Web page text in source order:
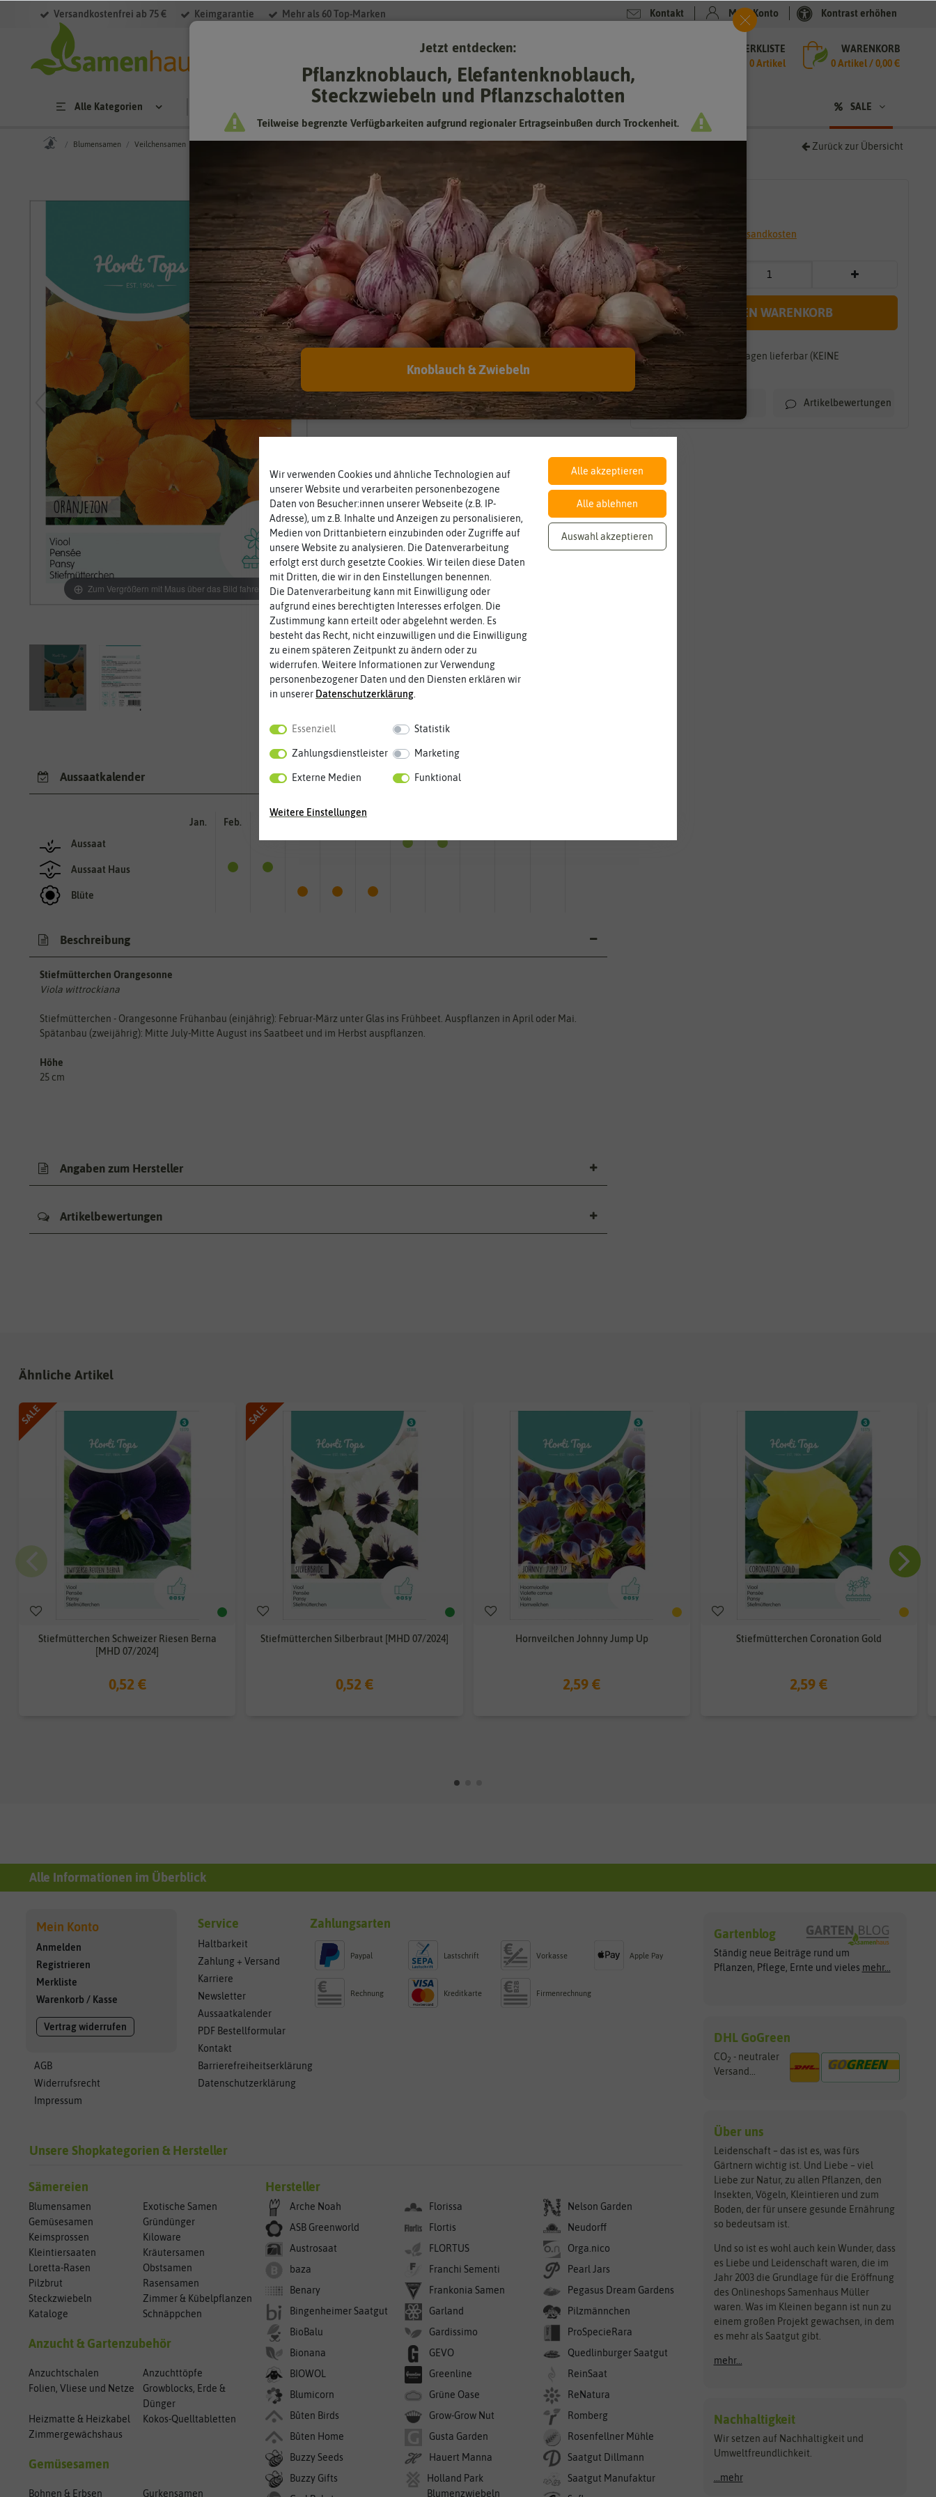
Versandkostenfrei ab 75 € Keimgarantie Mehr als 60 Top-Marken Kontakt Mein Konto Kontrast erhöhen
MERKLISTE
0 Artikel
WARENKORB
0Artikel /0,00 €
Alle Kategorien SALE
Blumensamen Veilchensamen Zurück zur Übersicht
Zum Vergrößern mit Maus über das Bild fahren
* inkl. 7% MwSt. zzgl. Versandkosten
IN DEN WARENKORB
Innerhalb von 7-10 Tagen lieferbar (KEINE
TEILLIEFERUNG)
Artikelbewertungen
Stiefmütterchen Orangesonne
Hersteller:
Hortitops
Artikelnummer:
15180-ht
8711117518006
Wie viel ist enthalten
Aussaatkalender
Aussaat
Aussaat Haus
Blüte
Jan. Feb.
Beschreibung
Stiefmütterchen Orangesonne
Viola wittrockiana
Stiefmütterchen - Orangesonne Frühanbau (einjährig): Februar-März unter Glas ins Frühbeet. Auspflanzen in April oder Mai.
Spätanbau (zweijährig): Mitte July-Mitte August ins Saatbeet und im Herbst auspflanzen.
Höhe
25 cm
Angaben zum Hersteller
Artikelbewertungen
Ähnliche Artikel
SALE
Stiefmütterchen Schweizer Riesen Berna
[MHD 07/2024]
0,52 €
SALE
Stiefmütterchen Silberbraut [MHD 07/2024]
0,52 €
Hornveilchen Johnny Jump Up
2,59 €
Stiefmütterchen Coronation Gold
2,59 €
Alle Informationen im Überblick
Mein Konto
Anmelden
Registrieren
Merkliste
Warenkorb / Kasse
Vertrag widerrufen
AGB
Widerrufsrecht
Impressum
Service
Haltbarkeit
Zahlung + Versand
Karriere
Newsletter
Aussaatkalender
PDF Bestellformular
Kontakt
Barrierefreiheitserklärung
Datenschutzerklärung
Zahlungsarten
Paypal Lastschrift Vorkasse Apple Pay
Rechnung Kreditkarte Firmenrechnung
Unsere Shopkategorien & Hersteller
Sämereien
Blumensamen
Exotische Samen
Gemüsesamen
Gründünger
Keimsprossen
Kiloware
Kleintiersaaten
Kräutersamen
Loretta-Rasen
Obstsamen
Pilzbrut
Rasensamen
Steckzwiebeln
Zimmer & Kübelpflanzen
Kataloge
Schnäppchen
Anzucht & Gartenzubehör
Anzuchtschalen
Anzuchttöpfe
Folien, Vliese und Netze
Growblocks, Erde &
Dünger
Heizmatte & Heizkabel
Kokos-Quelltabletten
Zimmergewächshaus
Gemüsesamen
Bohnen & Erbsen Gurkensamen
Hersteller
Arche Noah
ASB Greenworld
Austrosaat
baza
Benary
Bingenheimer Saatgut
BioBalu
Bionana
BIOWOL
Blumicorn
Bûten Birds
Bûten Home
Buzzy Seeds
Buzzy Gifts
Florissa
Flortis
FLORTUS
Franchi Sementi
Frankonia Samen
Garland
Gardissimo
GEVO
Greenline
Grüne Oase
Grow-Grow Nut
Gusta Garden
Hauert Manna
Holland Park
Blumenzwiebeln
Nelson Garden
Neudorff
Orga.nico
Pearl Jars
Pegasus Dream Gardens
Pilzmännchen
ProSpecieRara
Quedlinburger Saatgut
ReinSaat
ReNatura
Romberg
Rosenfellner Mühle
Saatgut Dillmann
Saatgut Manufaktur
Gartenblog
Ständig neue Beiträge rund um
Pflanzen, Pflege, Ernte und vieles mehr...
DHL GoGreen
CO2 - neutraler
Versand...
Über uns
Leidenschaft – das ist es, was fürs
Gärtnern wichtig ist. Und Liebe – viel
Liebe zur Natur, zu allen Pflanzen, den
Insekten, Vögeln, Kleintieren und zum
Boden, der für unsere gesunde Ernährung
so bedeutsam ist.
Und so ist es wohl auch kein Wunder, dass
es Liebe und Leidenschaft waren, die im
Jahr 2003 die Grundlage für die Eröffnung
des Onlineshops Samenhaus Müller
waren. Was im Kleinen begann ist nun zu
einem großen Projekt gewachsen, in dem
es mehr als Saatgut gibt.
mehr...
Nachhaltigkeit
Wir setzen auf Nachhaltigkeit und
Umweltfreundlichkeit.
...mehr
Wir verwenden Cookies und ähnliche Technologien auf
unserer Website und verarbeiten personenbezogene
Daten von Besucher:innen unserer Webseite (z.B. IP-
Adresse), um z.B. Inhalte und Anzeigen zu personalisieren,
Medien von Drittanbietern einzubinden oder Zugriffe auf
unsere Website zu analysieren. Die Datenverarbeitung
erfolgt erst durch gesetzte Cookies. Wir teilen diese Daten
mit Dritten, die wir in den Einstellungen benennen.
Die Datenverarbeitung kann mit Einwilligung oder
aufgrund eines berechtigten Interesses erfolgen. Die
Zustimmung kann erteilt oder abgelehnt werden. Es
besteht das Recht, nicht einzuwilligen und die Einwilligung
zu einem späteren Zeitpunkt zu ändern oder zu
widerrufen. Weitere Informationen zur Verwendung
personenbezogener Daten und den Diensten erklären wir
in unserer Daten­schutz­erklärung.
Essenziell Statistik
Zahlungsdienstleister Marketing
Externe Medien Funktional
Weitere Einstellungen
Alle akzeptieren
Alle ablehnen
Auswahl akzeptieren
Jetzt entdecken:
Pflanzknoblauch, Elefantenknoblauch,
Steckzwiebeln und Pflanzschalotten
Teilweise begrenzte Verfügbarkeiten aufgrund regionaler Ertragseinbußen durch Trockenheit.
Knoblauch & Zwiebeln